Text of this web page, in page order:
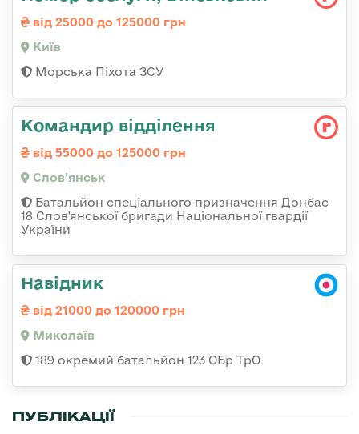
від 25000 до 125000 грн
Київ
Морська Піхота ЗСУ
Командир відділення
від 55000 до 125000 грн
Слов'янськ
Батальйон спеціального призначення Донбас
18 Слов'янської бригади Національної гвардії
України
Навідник
від 21000 до 120000 грн
Миколаїв
189 окремий батальйон 123 ОБр ТрО
ПУБЛІКАЦІЇ